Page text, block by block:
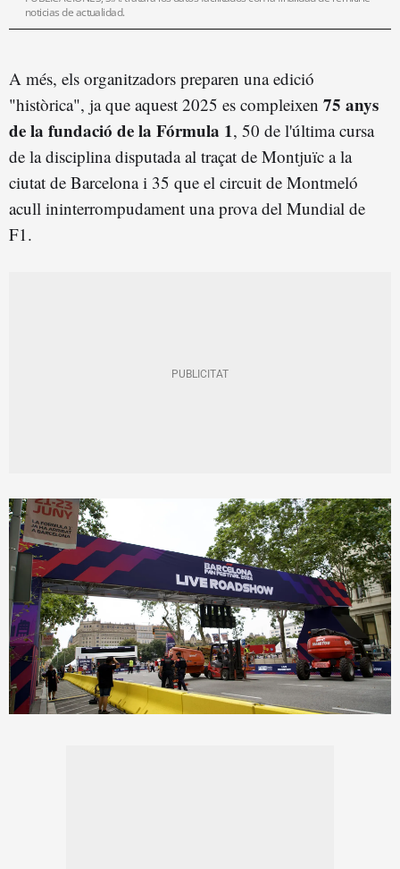
noticias de actualidad.
A més, els organitzadors preparen una edició
"històrica", ja que aquest 2025 es compleixen 75 anys
de la fundació de la Fórmula 1, 50 de l'última cursa
de la disciplina disputada al traçat de Montjuïc a la
ciutat de Barcelona i 35 que el circuit de Montmeló
acull ininterrompudament una prova del Mundial de
F1.